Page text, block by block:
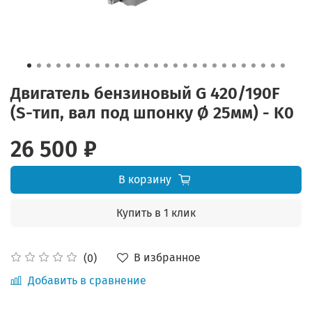
Двигатель бензиновый G 420/190F
(S-тип, вал под шпонку Ø 25мм) - K0
(0)
В избранное
Добавить в сравнение
26 500 ₽
В корзину
Купить в 1 клик